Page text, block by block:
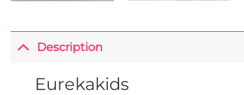
Description
Eurekakids